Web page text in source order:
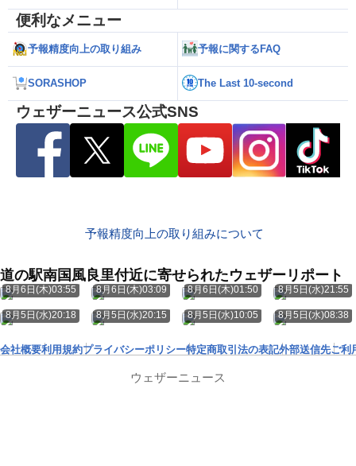
便利なメニュー
予報精度向上の取り組み 予報に関するFAQ
SORASHOP The Last 10-second
ウェザーニュース公式SNS
予報精度向上の取り組みについて
道の駅南国風良里付近に寄せられたウェザーリポート
8月6日(木)03:55 8月6日(木)03:09 8月6日(木)01:50 8月5日(水)21:55
8月5日(水)20:18 8月5日(水)20:15 8月5日(水)10:05 8月5日(水)08:38
会社概要利用規約プライバシーポリシー特定商取引法の表記外部送信先ご利
ウェザーニュース